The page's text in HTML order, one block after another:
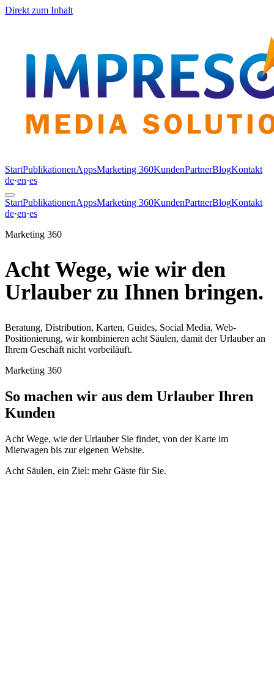
Direkt zum Inhalt
StartPublikationenAppsMarketing 360KundenPartnerBlogKontakt
de·en·es
StartPublikationenAppsMarketing 360KundenPartnerBlogKontakt
de·en·es
Marketing 360
Acht Wege, wie wir den
Urlauber zu Ihnen bringen.
Beratung, Distribution, Karten, Guides, Social Media, Web-
Positionierung, wir kombinieren acht Säulen, damit der Urlauber an
Ihrem Geschäft nicht vorbeiläuft.
Marketing 360
So machen wir aus dem Urlauber Ihren
Kunden
Acht Wege, wie der Urlauber Sie findet, von der Karte im
Mietwagen bis zur eigenen Website.
Acht Säulen, ein Ziel: mehr Gäste für Sie.